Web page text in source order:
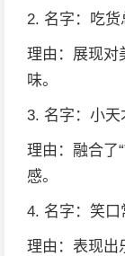
2. 名字：吃货
理由：展现对
味。
3. 名字：小天
理由：融合了
感。
4. 名字：笑口
理由：表现出